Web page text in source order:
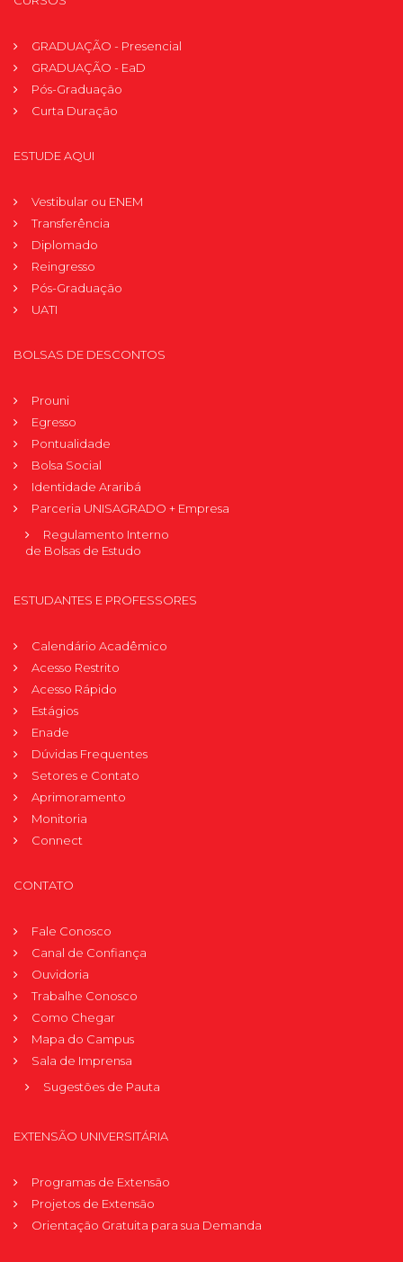
GRADUAÇÃO - Presencial
GRADUAÇÃO - EaD
Pós-Graduação
Curta Duração
ESTUDE AQUI
Vestibular ou ENEM
Transferência
Diplomado
Reingresso
Pós-Graduação
UATI
BOLSAS DE DESCONTOS
Prouni
Egresso
Pontualidade
Bolsa Social
Identidade Araribá
Parceria UNISAGRADO + Empresa
Regulamento Interno
de Bolsas de Estudo
ESTUDANTES E PROFESSORES
Calendário Acadêmico
Acesso Restrito
Acesso Rápido
Estágios
Enade
Dúvidas Frequentes
Setores e Contato
Aprimoramento
Monitoria
Connect
CONTATO
Fale Conosco
Canal de Confiança
Ouvidoria
Trabalhe Conosco
Como Chegar
Mapa do Campus
Sala de Imprensa
Sugestões de Pauta
EXTENSÃO UNIVERSITÁRIA
Programas de Extensão
Projetos de Extensão
Orientação Gratuita para sua Demanda